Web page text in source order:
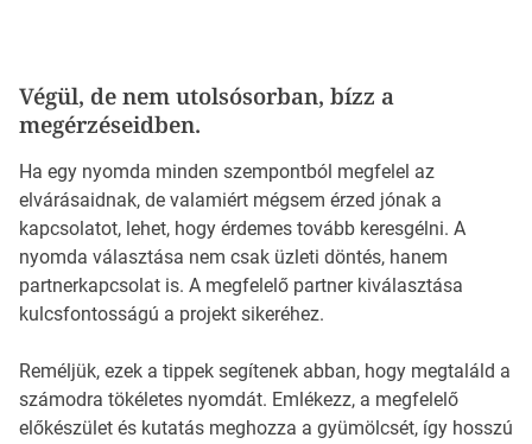
Végül, de nem utolsósorban, bízz a
megérzéseidben.
Ha egy nyomda minden szempontból megfelel az
elvárásaidnak, de valamiért mégsem érzed jónak a
kapcsolatot, lehet, hogy érdemes tovább keresgélni. A
nyomda választása nem csak üzleti döntés, hanem
partnerkapcsolat is. A megfelelő partner kiválasztása
kulcsfontosságú a projekt sikeréhez.
Reméljük, ezek a tippek segítenek abban, hogy megtaláld a
számodra tökéletes nyomdát. Emlékezz, a megfelelő
előkészület és kutatás meghozza a gyümölcsét, így hosszú